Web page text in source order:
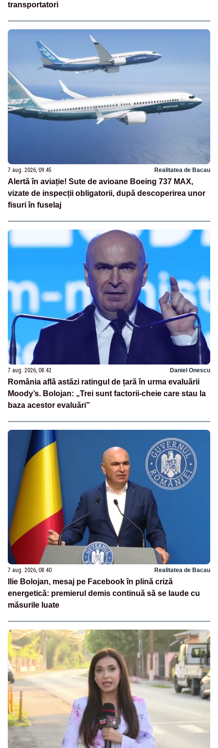
transportatori
7 aug. 2026, 09:45 Realitatea de Bacau
Alertă în aviație! Sute de avioane Boeing 737 MAX,
vizate de inspecții obligatorii, după descoperirea unor
fisuri în fuselaj
7 aug. 2026, 08:42 Daniel Onescu
România află astăzi ratingul de țară în urma evaluării
Moody’s. Bolojan: „Trei sunt factorii-cheie care stau la
baza acestor evaluări”
7 aug. 2026, 08:40 Realitatea de Bacau
Ilie Bolojan, mesaj pe Facebook în plină criză
energetică: premierul demis continuă să se laude cu
măsurile luate